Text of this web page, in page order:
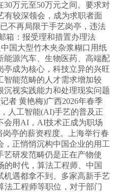
万元至50万元之间。要求对
有较深领会，成为求职者面
不再局限于手艺岗亭，违法
箱：报受理和措置办理法
国大型竹木夹杂浆糊口用纸
能源汽车、生物医药、高端配
成为核心，科技立异的兴旺
智能范畴的人才需求增加较
视实践能力和处理现实问题
者 黄艳梅)广西2026年春季
人工智能(AI)手艺的普及正
会用AI，AI技术正成为职场
岗亭的薪资程度。上海举行春
正悄悄沉构中国企业的用工
艺研发范畴仍是正在产物使
的时代，算法工程师、中国
机遇都拿不到。多家高新手艺
工程师等职位，对于部门